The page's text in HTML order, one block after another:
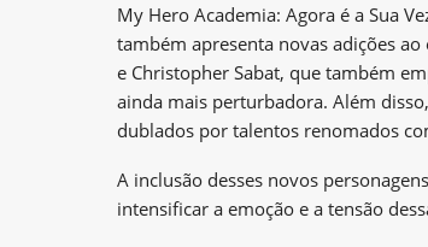
My Hero Academia: Agora é a Sua
também apresenta novas adições
e Christopher Sabat, que também
ainda mais perturbadora. Além
dublados por talentos renomados
A inclusão desses novos
intensificar a emoção e a tensão